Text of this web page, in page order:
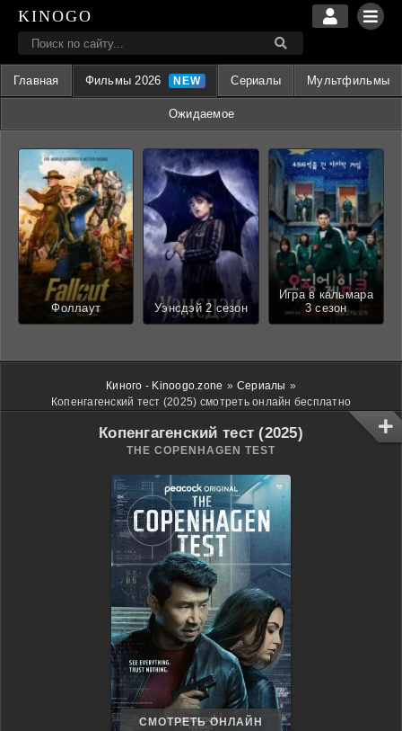
KINOGO
Главная Фильмы 2026 Сериалы Мультфильмы
Ожидаемое
Фоллаут Уэнсдэй 2 сезон
Игра в кальмара
3 сезон
Киного - Kinoogo.zone » Сериалы »
Копенгагенский тест (2025) смотреть онлайн бесплатно
Копенгагенский тест (2025)
THE COPENHAGEN TEST
СМОТРЕТЬ ОНЛАЙН